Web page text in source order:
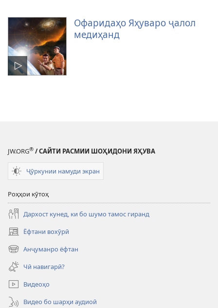
Офаридаҳо Яҳуваро ҷалол
медиҳанд
JW.ORG® / САЙТИ РАСМИИ ШОҲИДОНИ ЯҲУВА
Ҷӯркунии намуди экран
Роҳҳои кӯтоҳ
Дархост кунед, ки бо шумо тамос гиранд
Ёфтани вохӯрӣ
(дар
саҳифаи
нав
кушода
мешавад)
Анҷуманро ёфтан
(дар
саҳифаи
нав
кушода
мешавад)
Чӣ навигарӣ?
Видеоҳо
Видео бо шарҳи аудиоӣ